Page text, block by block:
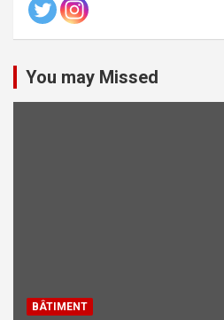
You may Missed
BÂTIMENT